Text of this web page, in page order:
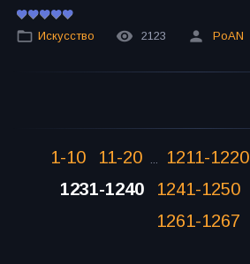
Искусство 2123 PoAN
1-10 11-20 ... 1211-1220
1231-1240
1241-1250
1261-1267